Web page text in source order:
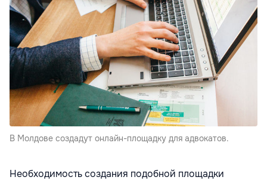
В Молдове создадут онлайн-площадку для адвокатов.
Необходимость создания подобной площадки